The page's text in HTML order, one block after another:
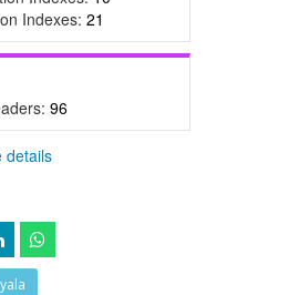
Indexes: 21
96
details